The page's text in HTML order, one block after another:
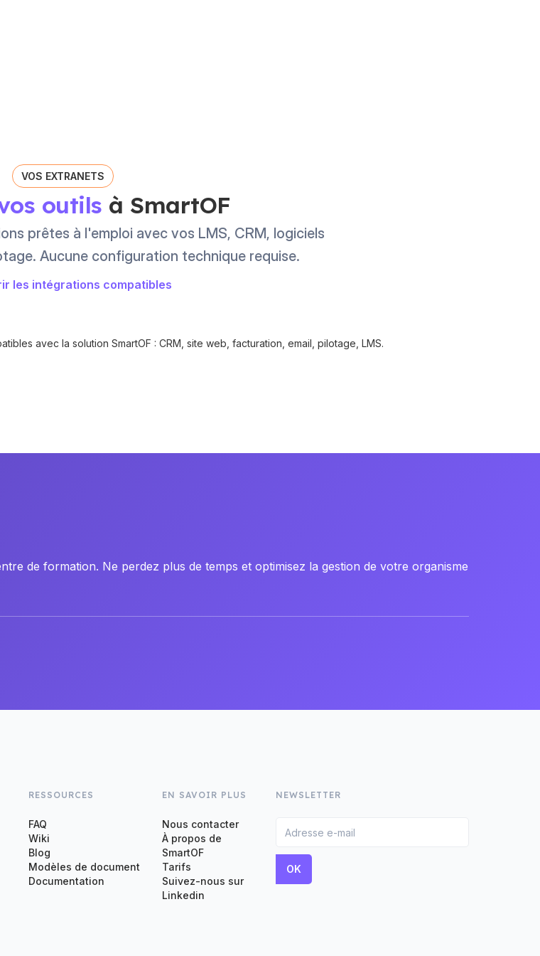
VOS EXTRANETS
outils à SmartOF
prêtes à l'emploi avec vos LMS, CRM, logiciels
Aucune configuration technique requise.
les intégrations compatibles
de formation. Ne perdez plus de temps et optimisez la gestion de votre organisme
RESSOURCES
FAQ
Wiki
Blog
Modèles de document
Documentation
EN SAVOIR PLUS
Nous contacter
À propos de
SmartOF
Tarifs
Suivez-nous sur
Linkedin
NEWSLETTER